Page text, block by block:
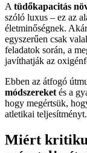
Atüdőkapacitás
szóló luxus – ez az
életminőségnek.
egyszerűen csak
feladatok során, a
javíthatják az
Ebben az átfogó
módszereketés a
hogy megértsük,
atletikai teljesítményt.
Miért